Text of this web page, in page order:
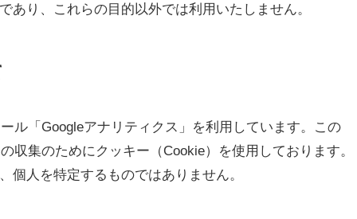
あり、これらの目的以外では利用いたしません。
ル「Googleアナリティクス」を利用しています。この
収集のためにクッキー（Cookie）を使用しております。
個人を特定するものではありません。